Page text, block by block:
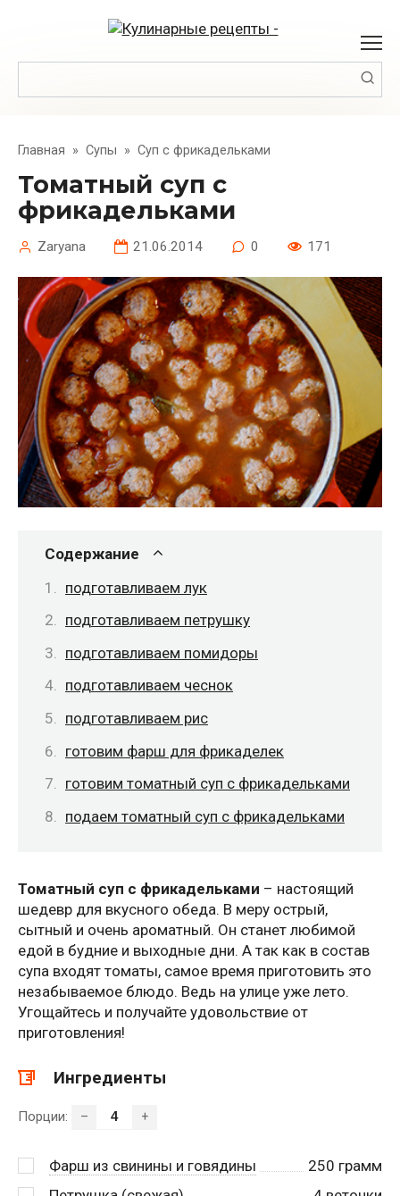
Главная » Супы » Суп с фрикадельками
Томатный суп с
фрикадельками
Zaryana 21.06.2014 0 171
Содержание
подготавливаем лук
подготавливаем петрушку
подготавливаем помидоры
подготавливаем чеснок
подготавливаем рис
готовим фарш для фрикаделек
готовим томатный суп с фрикадельками
подаем томатный суп с фрикадельками
Томатный суп с фрикадельками – настоящий
шедевр для вкусного обеда. В меру острый,
сытный и очень ароматный. Он станет любимой
едой в будние и выходные дни. А так как в состав
супа входят томаты, самое время приготовить это
незабываемое блюдо. Ведь на улице уже лето.
Угощайтесь и получайте удовольствие от
приготовления!
Ингредиенты
Порции: – +
Фарш из свинины и говядины 250 грамм